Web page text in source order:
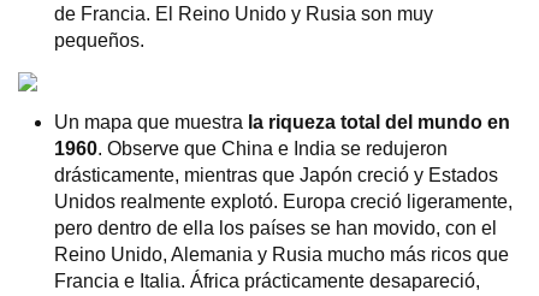
de Francia. El Reino Unido y Rusia son muy
pequeños.
Un mapa que muestra la riqueza total del mundo en
1960. Observe que China e India se redujeron
drásticamente, mientras que Japón creció y Estados
Unidos realmente explotó. Europa creció ligeramente,
pero dentro de ella los países se han movido, con el
Reino Unido, Alemania y Rusia mucho más ricos que
Francia e Italia. África prácticamente desapareció,